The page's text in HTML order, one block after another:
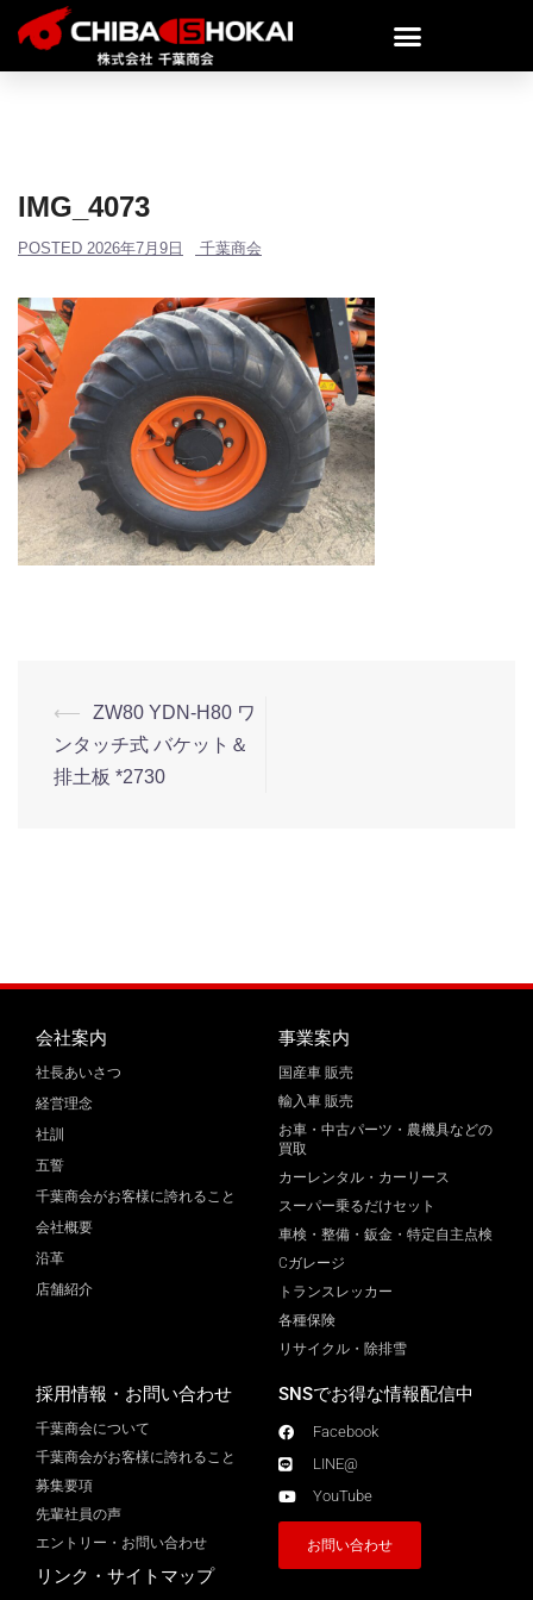
IMG_4073
POSTED 2026年7月9日 千葉商会
⟵
ZW80 YDN-H80 ワ
ンタッチ式 バケット＆
排土板 *2730
会社案内
社長あいさつ
経営理念
社訓
五誓
千葉商会がお客様に誇れること
会社概要
沿革
店舗紹介
事業案内
国産車 販売
輸入車 販売
お車・中古パーツ・農機具などの
買取
カーレンタル・カーリース
スーパー乗るだけセット
車検・整備・鈑金・特定自主点検
Cガレージ
トランスレッカー
各種保険
リサイクル・除排雪
採用情報・お問い合わせ
千葉商会について
千葉商会がお客様に誇れること​
募集要項
先輩社員の声
エントリー・お問い合わせ
リンク・サイトマップ
SNSでお得な情報配信中
Facebook
LINE@
YouTube
お問い合わせ